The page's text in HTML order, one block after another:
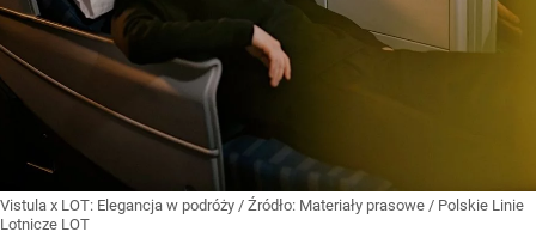
Vistula x LOT: Elegancja w podróży / Źródło: Materiały prasowe / Polskie Linie
Lotnicze LOT